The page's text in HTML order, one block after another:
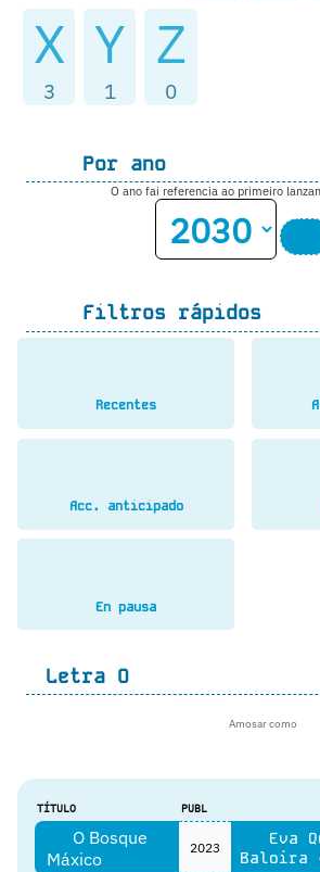
X
3
Y
1
Z
0
Por ano
O ano fai referencia ao primeiro
Filtros rápidos
Recentes
Acc. anticipado
En pausa
Letra O
Amosar como
TÍTULO PUBL
O Bosque
Máxico
2023
Eva
Baloira